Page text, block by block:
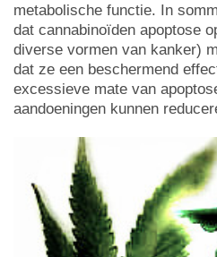
metabolische functie. In
dat cannabinoïden apoptose
diverse vormen van kanker)
dat ze een beschermend
excessieve mate van
aandoeningen kunnen